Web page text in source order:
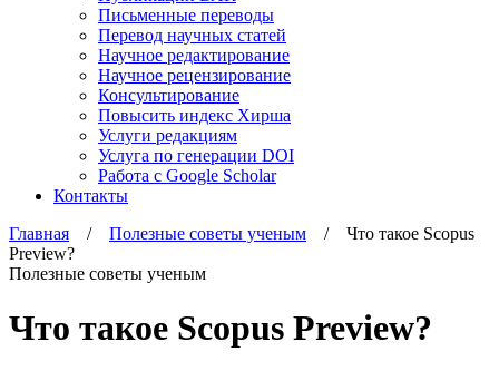
Письменные переводы
Перевод научных статей
Научное редактирование
Научное рецензирование
Консультирование
Повысить индекс Хирша
Услуги редакциям
Услуга по генерации DOI
Работа с Google Scholar
Контакты
Главная / Полезные советы ученым / Что такое Scopus
Preview?
Полезные советы ученым
Что такое Scopus Preview?